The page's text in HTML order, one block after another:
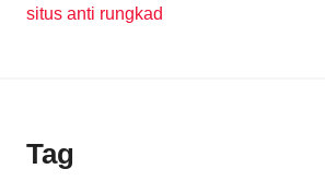
situs anti rungkad
Tag